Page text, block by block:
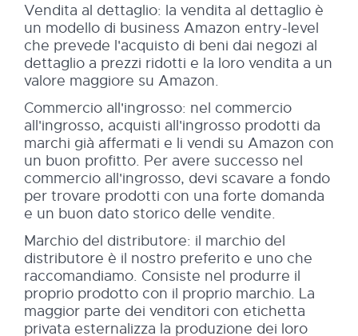
Vendita al dettaglio: la vendita al dettaglio è
un modello di business Amazon entry-level
che prevede l'acquisto di beni dai negozi al
dettaglio a prezzi ridotti e la loro vendita a un
valore maggiore su Amazon.
Commercio all'ingrosso: nel commercio
all'ingrosso, acquisti all'ingrosso prodotti da
marchi già affermati e li vendi su Amazon con
un buon profitto. Per avere successo nel
commercio all'ingrosso, devi scavare a fondo
per trovare prodotti con una forte domanda
e un buon dato storico delle vendite.
Marchio del distributore: il marchio del
distributore è il nostro preferito e uno che
raccomandiamo. Consiste nel produrre il
proprio prodotto con il proprio marchio. La
maggior parte dei venditori con etichetta
privata esternalizza la produzione dei loro